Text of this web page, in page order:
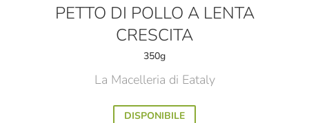
PETTO DI POLLO A LENTA
CRESCITA
350g
La Macelleria di Eataly
DISPONIBILE